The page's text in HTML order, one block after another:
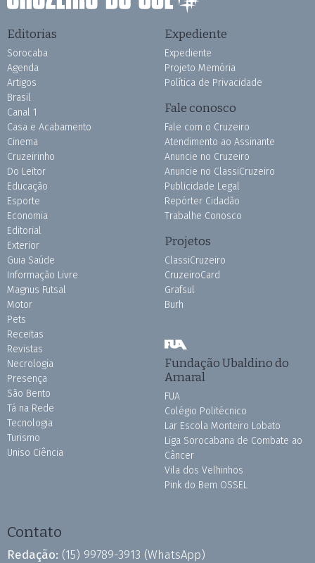
Editorias
Sorocaba
Agenda
Artigos
Brasil
Canal 1
Casa e Acabamento
Cinema
Cruzeirinho
Do Leitor
Educação
Esporte
Economia
Editorial
Exterior
Guia Saúde
Informação Livre
Magnus Futsal
Motor
Pets
Receitas
Revistas
Necrologia
Presença
São Bento
Tá na Rede
Tecnologia
Turismo
Uniso Ciência
Expediente
Expediente
Projeto Memória
Política de Privacidade
Fale conosco
Fale com o Cruzeiro
Atendimento ao Assinante
Anuncie no Cruzeiro
Anuncie no ClassiCruzeiro
Publicidade Legal
Repórter Cidadão
Trabalhe Conosco
Projetos
ClassiCruzeiro
CruzeiroCard
Grafsul
Burh
Fundação Ubaldino do
Amaral
FUA
Colégio Politécnico
Lar Escola Monteiro Lobato
Liga Sorocabana de Combate ao
Câncer
Vila dos Velhinhos
Pink do Bem OSSEL
Contato
Redação: (15) 99789-3913 (WhatsApp)